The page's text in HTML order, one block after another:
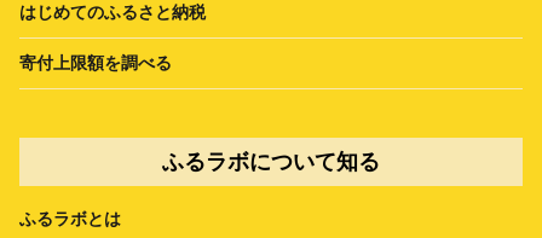
はじめてのふるさと納税
寄付上限額を調べる
ふるラボについて知る
ふるラボとは